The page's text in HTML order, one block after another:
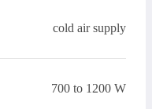
cold air supply
700 to 1200 W